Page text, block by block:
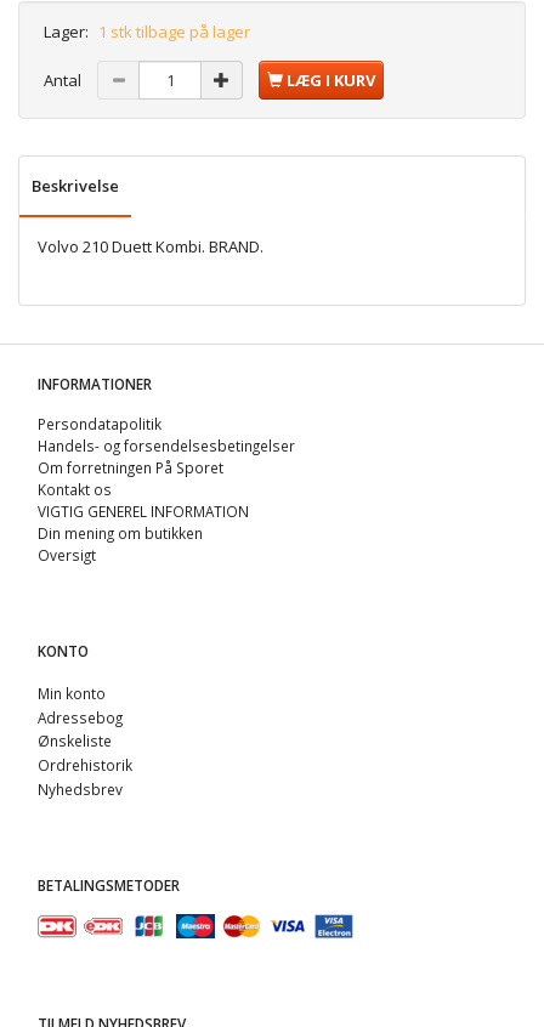
Lager: 1 stk tilbage på lager
Antal LÆG I KURV
Beskrivelse
Volvo 210 Duett Kombi. BRAND.
INFORMATIONER
Persondatapolitik
Handels- og forsendelsesbetingelser
Om forretningen På Sporet
Kontakt os
VIGTIG GENEREL INFORMATION
Din mening om butikken
Oversigt
KONTO
Min konto
Adressebog
Ønskeliste
Ordrehistorik
Nyhedsbrev
BETALINGSMETODER